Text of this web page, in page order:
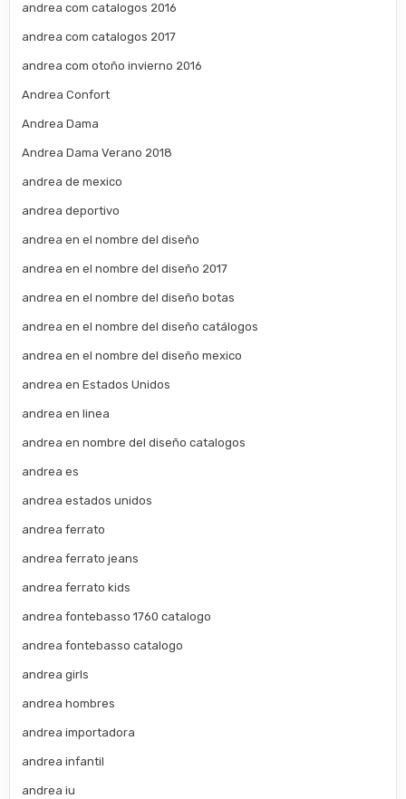
andrea com catalogos 2016
andrea com catalogos 2017
andrea com otoño invierno 2016
Andrea Confort
Andrea Dama
Andrea Dama Verano 2018
andrea de mexico
andrea deportivo
andrea en el nombre del diseño
andrea en el nombre del diseño 2017
andrea en el nombre del diseño botas
andrea en el nombre del diseño catálogos
andrea en el nombre del diseño mexico
andrea en Estados Unidos
andrea en linea
andrea en nombre del diseño catalogos
andrea es
andrea estados unidos
andrea ferrato
andrea ferrato jeans
andrea ferrato kids
andrea fontebasso 1760 catalogo
andrea fontebasso catalogo
andrea girls
andrea hombres
andrea importadora
andrea infantil
andrea iu